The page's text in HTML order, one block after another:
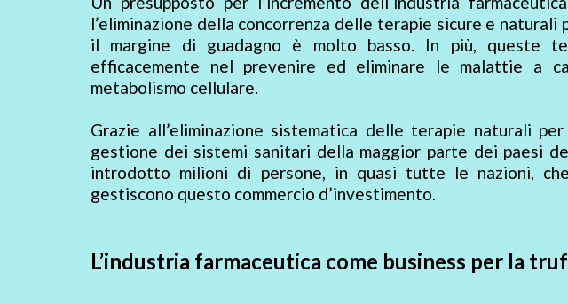
l’eliminazione della concorrenza delle terapie sicure e
il margine di guadagno è molto basso. In più, queste
efficacemente nel prevenire ed eliminare le malattie a
metabolismo cellulare.
Grazie all’eliminazione sistematica delle terapie naturali
gestione dei sistemi sanitari della maggior parte dei paesi
introdotto milioni di persone, in quasi tutte le nazioni,
gestiscono questo commercio d’investimento.
L’industria farmaceutica come business per la